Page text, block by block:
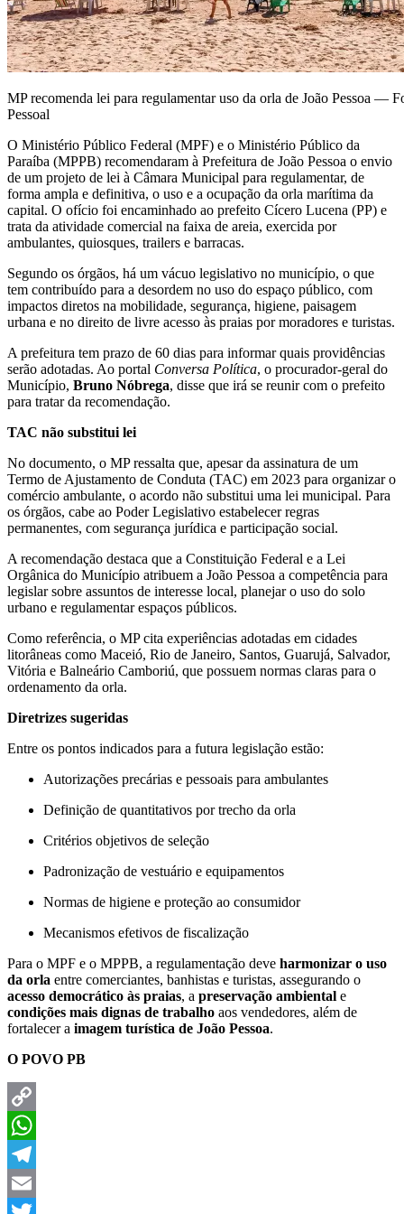
MP recomenda lei para regulamentar uso da orla de João Pessoa —
Pessoal
O Ministério Público Federal (MPF) e o Ministério Público da
Paraíba (MPPB) recomendaram à Prefeitura de João Pessoa o envio
de um projeto de lei à Câmara Municipal para regulamentar, de
forma ampla e definitiva, o uso e a ocupação da orla marítima da
capital. O ofício foi encaminhado ao prefeito Cícero Lucena (PP) e
trata da atividade comercial na faixa de areia, exercida por
ambulantes, quiosques, trailers e barracas.
Segundo os órgãos, há um vácuo legislativo no município, o que
tem contribuído para a desordem no uso do espaço público, com
impactos diretos na mobilidade, segurança, higiene, paisagem
urbana e no direito de livre acesso às praias por moradores e turistas.
A prefeitura tem prazo de 60 dias para informar quais providências
serão adotadas. Ao portal Conversa Política, o procurador-geral do
Município, Bruno Nóbrega, disse que irá se reunir com o prefeito
para tratar da recomendação.
TAC não substitui lei
No documento, o MP ressalta que, apesar da assinatura de um
Termo de Ajustamento de Conduta (TAC) em 2023 para organizar o
comércio ambulante, o acordo não substitui uma lei municipal. Para
os órgãos, cabe ao Poder Legislativo estabelecer regras
permanentes, com segurança jurídica e participação social.
A recomendação destaca que a Constituição Federal e a Lei
Orgânica do Município atribuem a João Pessoa a competência para
legislar sobre assuntos de interesse local, planejar o uso do solo
urbano e regulamentar espaços públicos.
Como referência, o MP cita experiências adotadas em cidades
litorâneas como Maceió, Rio de Janeiro, Santos, Guarujá, Salvador,
Vitória e Balneário Camboriú, que possuem normas claras para o
ordenamento da orla.
Diretrizes sugeridas
Entre os pontos indicados para a futura legislação estão:
Autorizações precárias e pessoais para ambulantes
Definição de quantitativos por trecho da orla
Critérios objetivos de seleção
Padronização de vestuário e equipamentos
Normas de higiene e proteção ao consumidor
Mecanismos efetivos de fiscalização
Para o MPF e o MPPB, a regulamentação deve harmonizar o uso
da orla entre comerciantes, banhistas e turistas, assegurando o
acesso democrático às praias, a preservação ambiental e
condições mais dignas de trabalho aos vendedores, além de
fortalecer a imagem turística de João Pessoa.
O POVO PB
Copy
Link
WhatsApp
Telegram